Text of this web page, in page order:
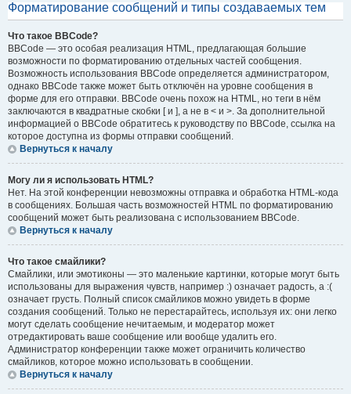
Форматирование сообщений и типы создаваемых тем
Что такое BBCode?
BBCode — это особая реализация HTML, предлагающая большие
возможности по форматированию отдельных частей сообщения.
Возможность использования BBCode определяется администратором,
однако BBCode также может быть отключён на уровне сообщения в
форме для его отправки. BBCode очень похож на HTML, но теги в нём
заключаются в квадратные скобки [ и ], а не в < и >. За дополнительной
информацией о BBCode обратитесь к руководству по BBCode, ссылка на
которое доступна из формы отправки сообщений.
Вернуться к началу
Могу ли я использовать HTML?
Нет. На этой конференции невозможны отправка и обработка HTML-кода
в сообщениях. Большая часть возможностей HTML по форматированию
сообщений может быть реализована с использованием BBCode.
Вернуться к началу
Что такое смайлики?
Смайлики, или эмотиконы — это маленькие картинки, которые могут быть
использованы для выражения чувств, например :) означает радость, а :(
означает грусть. Полный список смайликов можно увидеть в форме
создания сообщений. Только не перестарайтесь, используя их: они легко
могут сделать сообщение нечитаемым, и модератор может
отредактировать ваше сообщение или вообще удалить его.
Администратор конференции также может ограничить количество
смайликов, которое можно использовать в сообщении.
Вернуться к началу